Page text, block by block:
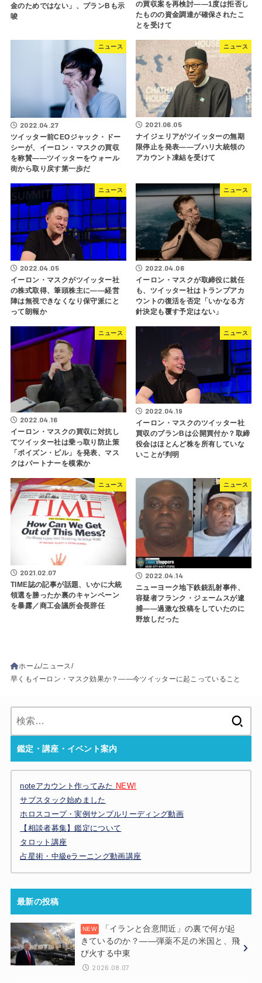
金のためではない」、プランBも示
唆
の買収案を再検討――1度は拒否し
たものの資金調達が確保されたこ
とを受けて
ニュース
2022.04.27
ツイッター前CEOジャック・ドー
シーが、イーロン・マスクの買収
を称賛――ツイッターをウォール
街から取り戻す第一歩だ
ニュース
2021.06.05
ナイジェリアがツイッターの無期
限停止を発表――ブハリ大統領の
アカウント凍結を受けて
ニュース
2022.04.05
イーロン・マスクがツイッター社
の株式取得、筆頭株主に――経営
陣は無視できなくなり保守派にと
って朗報か
ニュース
2022.04.06
イーロン・マスクが取締役に就任
も、ツイッター社はトランプアカ
ウントの復活を否定「いかなる方
針決定も覆す予定はない」
ニュース
2022.04.16
イーロン・マスクの買収に対抗し
てツイッター社は乗っ取り防止策
「ポイズン・ピル」を発表、マス
クはパートナーを模索か
ニュース
2022.04.19
イーロン・マスクのツイッター社
買収のプランBは公開買付か？取締
役会はほとんど株を所有していな
いことが判明
ニュース
2021.02.07
TIME誌の記事が話題、いかに大統
領選を勝ったか裏のキャンペーン
を暴露／商工会議所会長辞任
ニュース
2022.04.14
ニューヨーク地下鉄銃乱射事件、
容疑者フランク・ジェームスが逮
捕――過激な投稿をしていたのに
野放しだった
ホーム ニュース
早くもイーロン・マスク効果か？――今ツイッターに起こっていること
鑑定・講座・イベント案内
noteアカウント作ってみた NEW!
サブスタック始めました
ホロスコープ・実例サンプルリーディング動画
【相談者募集】鑑定について
タロット講座
占星術・中級eラーニング動画講座
最新の投稿
「イランと合意間近」の裏で何が起
きているのか？——弾薬不足の米国と、飛
び火する中東
2026.08.07